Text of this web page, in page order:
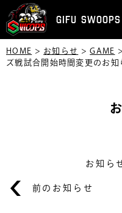
GIFU SWOOPS
HOME > お知らせ >GAME
ズ戦試合開始時間変更のお知
前のお知らせ
お知ら